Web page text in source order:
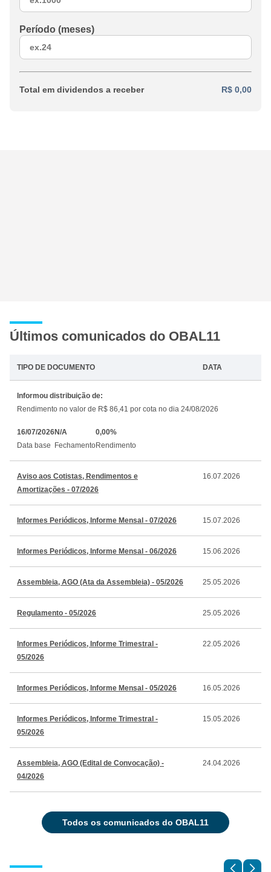
Período (meses)
Total em dividendos a receber R$ 0,00
Últimos comunicados do OBAL11
TIPO DE DOCUMENTO DATA
Informou distribuição de:
Rendimento no valor de R$ 86,41 por cota no dia 24/08/2026
16/07/2026
Data base
N/A
Fechamento
0,00%
Rendimento
Aviso aos Cotistas, Rendimentos e
Amortizações - 07/2026
16.07.2026
Informes Periódicos, Informe Mensal - 07/2026 15.07.2026
Informes Periódicos, Informe Mensal - 06/2026 15.06.2026
Assembleia, AGO (Ata da Assembleia) - 05/2026 25.05.2026
Regulamento - 05/2026 25.05.2026
Informes Periódicos, Informe Trimestral -
05/2026
22.05.2026
Informes Periódicos, Informe Mensal - 05/2026 16.05.2026
Informes Periódicos, Informe Trimestral -
05/2026
15.05.2026
Assembleia, AGO (Edital de Convocação) -
04/2026
24.04.2026
todos os comunicados do OBAL11